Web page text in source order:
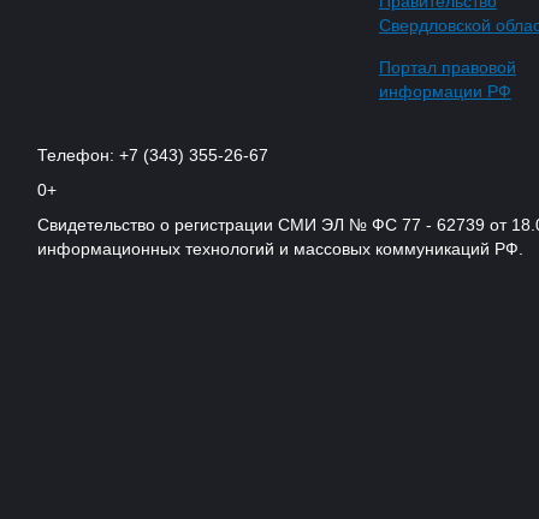
Свердловской
Портал правовой
информации РФ
Телефон: +7 (343) 355-26-67
0+
Свидетельство о регистрации СМИ ЭЛ № ФС 77 - 62739 от
информационных технологий и массовых коммуникаций РФ.